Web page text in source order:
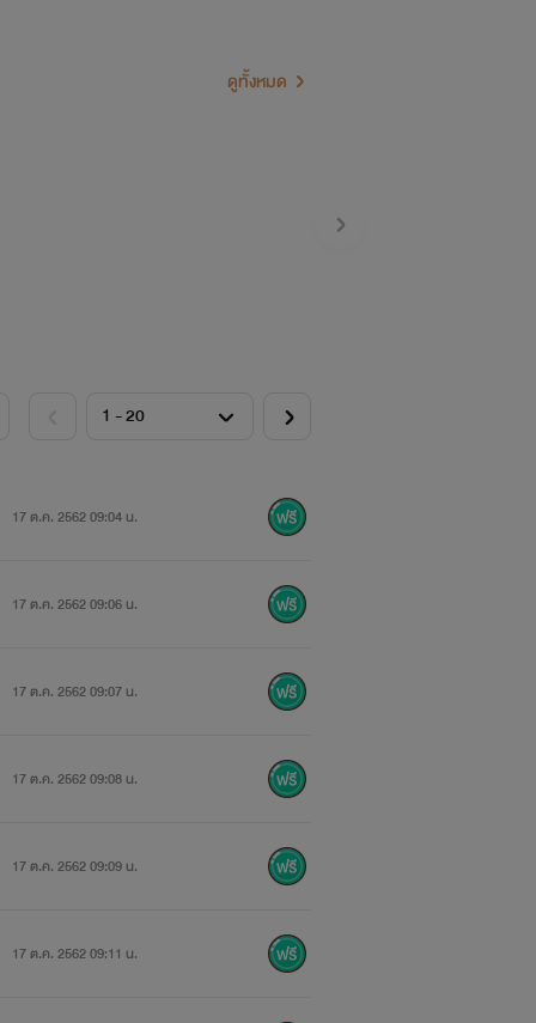
จักแทบทุกคนแล้วได้เรียกคนเหล่านั้น
าลงแล้วจมสู่นิทราเขาก็ไม่ฝันร้ายอีก
ดูทั้งหมด
17 ต.ค. 2562 09:04 น.
17 ต.ค. 2562 09:06 น.
17 ต.ค. 2562 09:07 น.
17 ต.ค. 2562 09:08 น.
17 ต.ค. 2562 09:09 น.
17 ต.ค. 2562 09:11 น.